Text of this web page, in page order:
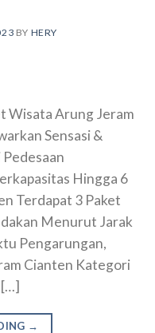
BY HERY
Wisata Arung Jeram
Sensasi &
Hingga 6
Terdapat 3 Paket
Menurut Jarak
Pengarungan,
Cianten Kategori
→